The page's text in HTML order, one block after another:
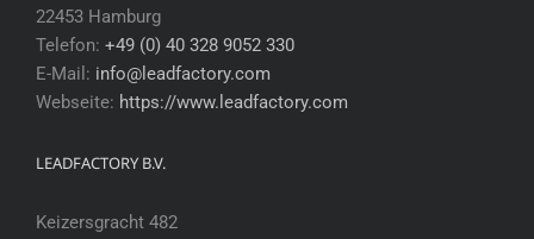
22453 Hamburg
Telefon: +49 (0) 40 328 9052 330
E-Mail: info@leadfactory.com
Webseite: https://www.leadfactory.com
LEADFACTORY B.V.
Keizersgracht 482